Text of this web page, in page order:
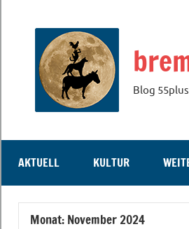
springen
Blog
AKTUELL KULTUR
Monat: November 2024